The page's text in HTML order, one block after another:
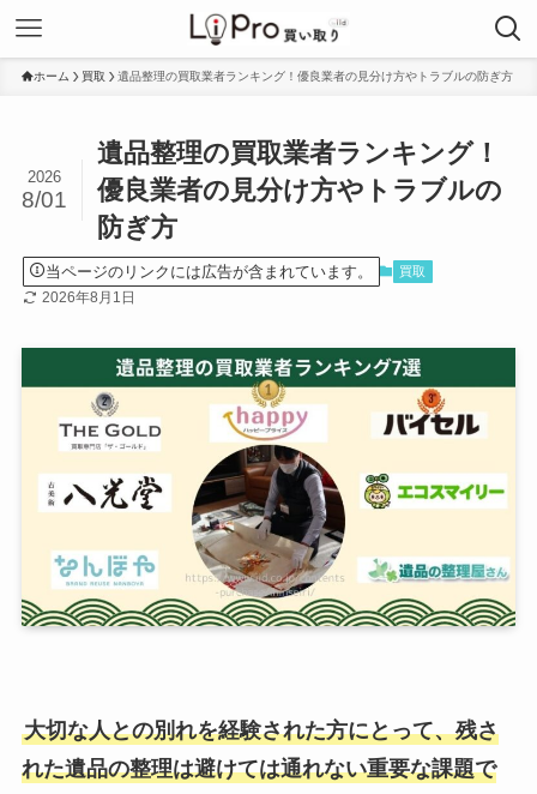
ホーム 買取 遺品整理の買取業者ランキング！優良業者の見分け方やトラブルの防ぎ方
遺品整理の買取業者ランキング！
優良業者の見分け方やトラブルの
防ぎ方
2026
8/01
当ページのリンクには広告が含まれています。 買取
2026年8月1日
大切な人との別れを経験された方にとって、残さ
れた遺品の整理は避けては通れない重要な課題で